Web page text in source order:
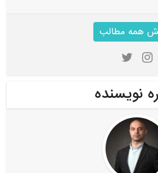
همه مطالب
نویسنده